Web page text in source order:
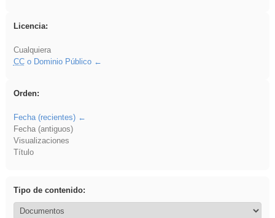
Licencia:
Cualquiera
CCo Dominio Público
Orden:
Fecha (recientes)
Fecha (antiguos)
Visualizaciones
Título
Tipo de contenido: